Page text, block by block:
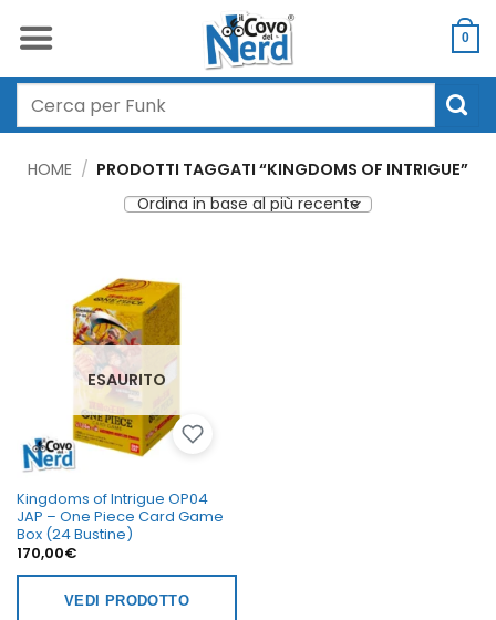
0
Cerca:
HOME / PRODOTTI TAGGATI “KINGDOMS OF INTRIGUE”
ESAURITO
Kingdoms of Intrigue OP04
JAP – One Piece Card Game
Box (24 Bustine)
170,00€
VEDI PRODOTTO